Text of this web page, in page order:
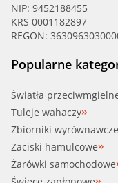
NIP: 9452188455
KRS 0001182897
REGON:
Popularne
Światła
Tuleje wahaczy
Zbiorniki wyrównawcze
Zaciski hamulcowe
Żarówki samochodowe